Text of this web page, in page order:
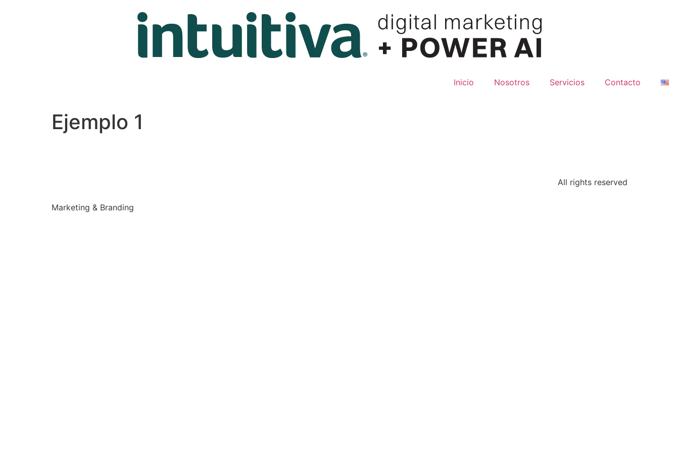
Inicio Nosotros Servicios Contacto
Ejemplo 1
Marketing & Branding
All rights reserved